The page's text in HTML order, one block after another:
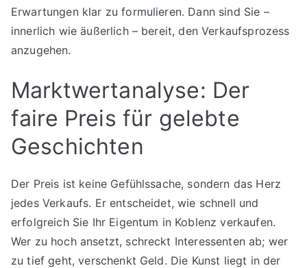
Erwartungen klar zu formulieren. Dann sind Sie –
innerlich wie äußerlich – bereit, den Verkaufsprozess
anzugehen.
Marktwertanalyse: Der
faire Preis für gelebte
Geschichten
Der Preis ist keine Gefühlssache, sondern das Herz
jedes Verkaufs. Er entscheidet, wie schnell und
erfolgreich Sie Ihr Eigentum in Koblenz verkaufen.
Wer zu hoch ansetzt, schreckt Interessenten ab; wer
zu tief geht, verschenkt Geld. Die Kunst liegt in der